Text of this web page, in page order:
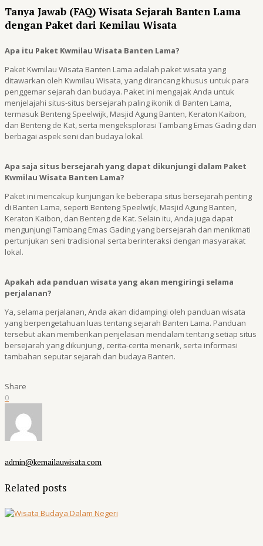
Tanya Jawab (FAQ) Wisata Sejarah Banten Lama
dengan Paket dari Kemilau Wisata
Apa itu Paket Kwmilau Wisata Banten Lama?
Paket Kwmilau Wisata Banten Lama adalah paket wisata yang
ditawarkan oleh Kwmilau Wisata, yang dirancang khusus untuk para
penggemar sejarah dan budaya. Paket ini mengajak Anda untuk
menjelajahi situs-situs bersejarah paling ikonik di Banten Lama,
termasuk Benteng Speelwijk, Masjid Agung Banten, Keraton Kaibon,
dan Benteng de Kat, serta mengeksplorasi Tambang Emas Gading dan
berbagai aspek seni dan budaya lokal.
Apa saja situs bersejarah yang dapat dikunjungi dalam Paket
Kwmilau Wisata Banten Lama?
Paket ini mencakup kunjungan ke beberapa situs bersejarah penting
di Banten Lama, seperti Benteng Speelwijk, Masjid Agung Banten,
Keraton Kaibon, dan Benteng de Kat. Selain itu, Anda juga dapat
mengunjungi Tambang Emas Gading yang bersejarah dan menikmati
pertunjukan seni tradisional serta berinteraksi dengan masyarakat
lokal.
Apakah ada panduan wisata yang akan mengiringi selama
perjalanan?
Ya, selama perjalanan, Anda akan didampingi oleh panduan wisata
yang berpengetahuan luas tentang sejarah Banten Lama. Panduan
tersebut akan memberikan penjelasan mendalam tentang setiap situs
bersejarah yang dikunjungi, cerita-cerita menarik, serta informasi
tambahan seputar sejarah dan budaya Banten.
Share
0
admin@kemailauwisata.com
Related posts